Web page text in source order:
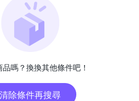
嗎？換換其他條件吧！
清除條件再搜尋